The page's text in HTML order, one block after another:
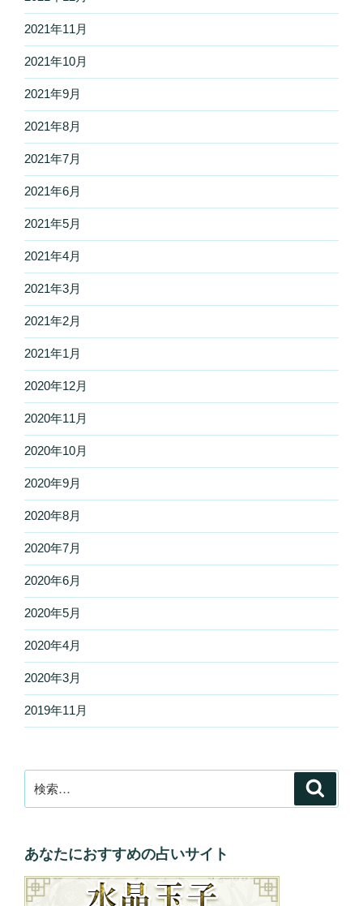
2021年11月
2021年10月
2021年9月
2021年8月
2021年7月
2021年6月
2021年5月
2021年4月
2021年3月
2021年2月
2021年1月
2020年12月
2020年11月
2020年10月
2020年9月
2020年8月
2020年7月
2020年6月
2020年5月
2020年4月
2020年3月
2019年11月
索:
あなたにおすすめの占いサイト